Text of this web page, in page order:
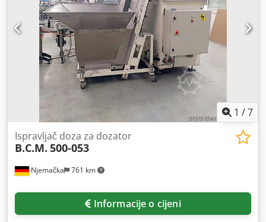
1715 mm Visina: 1730 mm Formati: boce do 0,75 l
Materijal: kućište od nehrđajućeg čelika Položaj:
samostojeći na kalotnim nogama Osnovna konstrukcija:
zatvoreni stroj sa zvučnom izolacijom Oprema: motor
pogona drobilice, upravljačka kutija, integrirana zvučno
izolirana kutija za posudu s krhotinama, jedinica za
usitnjavanje Težina: 1130 kg
1 /7
Njemačka 761 km
Ispravljač doza za dozator
B.C.M. 500-053
Informacije o cijeni